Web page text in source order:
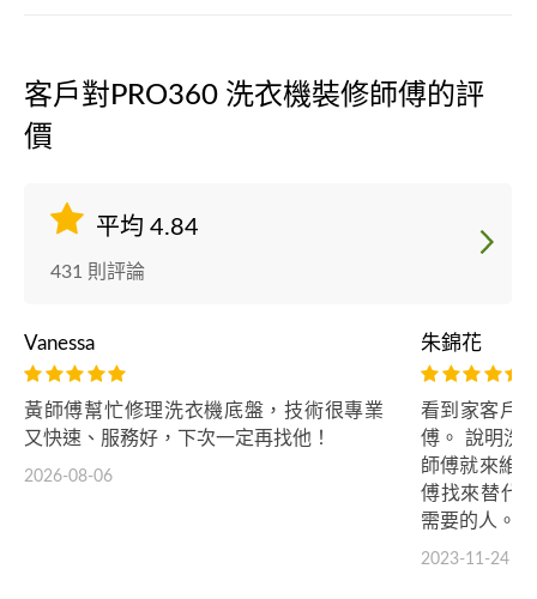
客戶對PRO360 洗衣機裝修師傅的評
價
平均 4.84
431 則評論
Vanessa
黃師傅幫忙修理洗衣機底盤，技術很專業
又快速、服務好，下次一定再找他！
2026-08-06
朱錦花
看到家客戶
傅。 說明洗
師傅就來維
傅找來替代
需要的人。
2023-11-24